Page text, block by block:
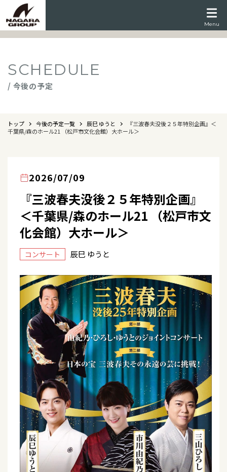
Menu
SCHEDULE
/ 今後の予定
トップ 今後の予定一覧 辰巳 ゆうと
『三波春夫没後２５年特別企画』＜
千葉県/森のホール21 （松戸市文化会館）大ホール＞
2026/07/09
『三波春夫没後２５年特別企画』
＜千葉県/森のホール21 （松戸市文
化会館）大ホール＞
コンサート 辰巳 ゆうと